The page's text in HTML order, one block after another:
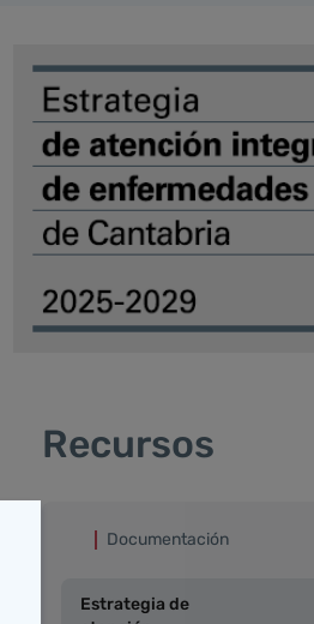
Recursos
Documentación
Estrategia de